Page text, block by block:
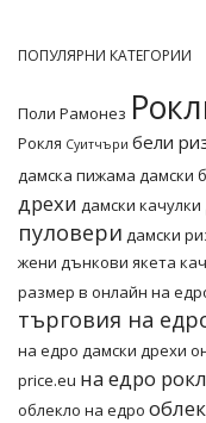
ПОПУЛЯРНИ КАТЕГОРИИ
Поли Рамонез
Рокля Суитчъри бели
дамска пижама дамски
дрехи дамски качулки
пуловери дамски
жени дънкови якета
размер в онлайн на
търговия на
на едро дамски дрехи
price.eu на едро
облекло на едро